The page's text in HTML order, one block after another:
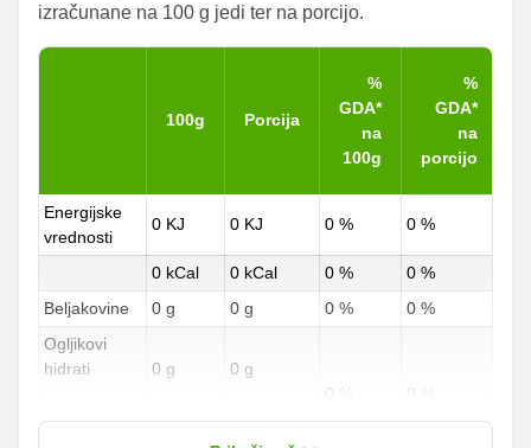
izračunane na 100 g jedi ter na porcijo.
100g Porcija
%
GDA*
na
100g
%
GDA*
na
porcijo
Energijske
vrednosti
0 KJ 0 KJ 0 % 0 %
0 kCal 0 kCal 0 %
0 %
Beljakovine
0 g 0 g 0 %
0 %
Ogljikovi
hidrati
od teh
0 g
0 g
0 g
0 g
0 % 0 %